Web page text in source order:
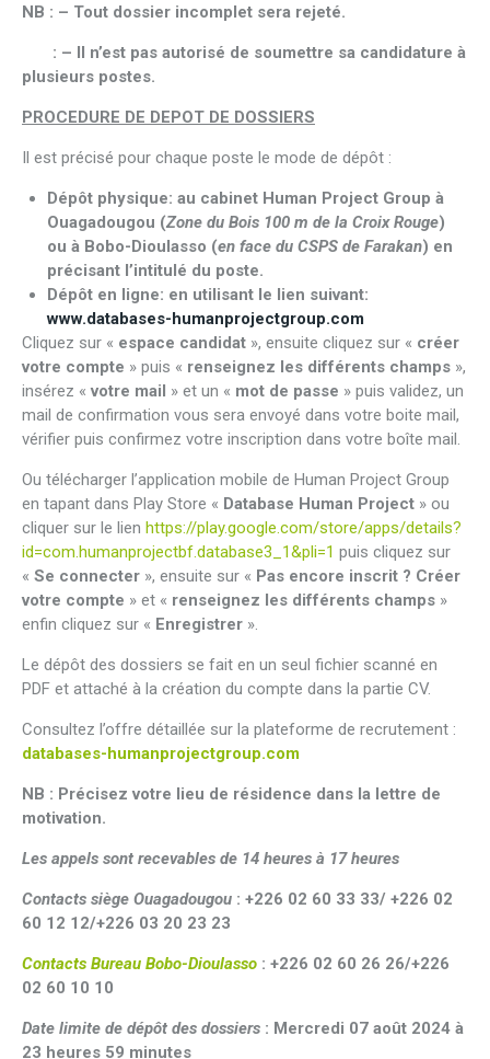
NB : – Tout dossier incomplet sera rejeté.
: – Il n’est pas autorisé de soumettre sa candidature à
plusieurs postes.
PROCEDURE DE DEPOT DE DOSSIERS
Il est précisé pour chaque poste le mode de dépôt :
Dépôt physique: au cabinet Human Project Group à
Ouagadougou (Zone du Bois 100 m de la Croix Rouge)
ou à Bobo-Dioulasso (en face du CSPS de Farakan) en
précisant l’intitulé du poste.
Dépôt en ligne: en utilisant le lien suivant:
www.databases-humanprojectgroup.com
Cliquez sur « espace candidat », ensuite cliquez sur « créer
votre compte » puis « renseignez les différents champs »,
insérez « votre mail » et un « mot de passe » puis validez, un
mail de confirmation vous sera envoyé dans votre boite mail,
vérifier puis confirmez votre inscription dans votre boîte mail.
Ou télécharger l’application mobile de Human Project Group
en tapant dans Play Store « Database Human Project » ou
cliquer sur le lien https://play.google.com/store/apps/details?
id=com.humanprojectbf.database3_1&pli=1 puis cliquez sur
« Se connecter », ensuite sur « Pas encore inscrit ? Créer
votre compte » et « renseignez les différents champs »
enfin cliquez sur « Enregistrer ».
Le dépôt des dossiers se fait en un seul fichier scanné en
PDF et attaché à la création du compte dans la partie CV.
Consultez l’offre détaillée sur la plateforme de recrutement :
databases-humanprojectgroup.com
NB : Précisez votre lieu de résidence dans la lettre de
motivation.
Les appels sont recevables de 14 heures à 17 heures
Contacts siège Ouagadougou : +226 02 60 33 33/ +226 02
60 12 12/+226 03 20 23 23
Contacts Bureau Bobo-Dioulasso : +226 02 60 26 26/+226
02 60 10 10
Date limite de dépôt des dossiers : Mercredi 07 août 2024 à
23 heures 59 minutes